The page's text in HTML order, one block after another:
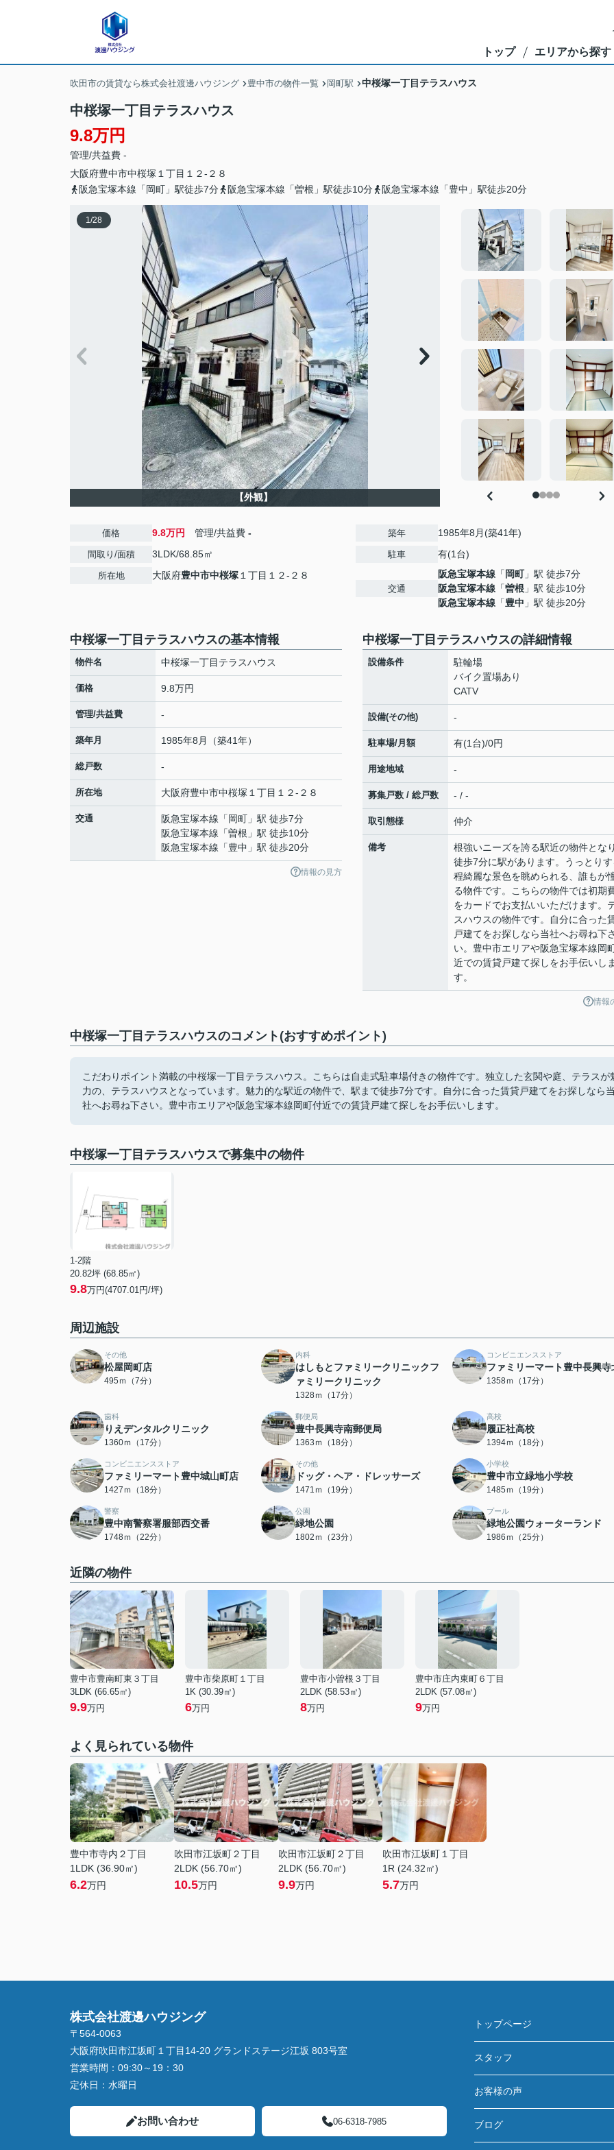
トップ エリアから探す
吹田市の賃貸なら株式会社渡邊ハウジング 豊中市の物件一覧 岡町駅 中桜塚一丁目テラスハウス
中桜塚一丁目テラスハウス
9.8万円
管理/共益費 -
大阪府豊中市中桜塚 １丁目１２-２８
阪急宝塚本線「岡町」駅徒歩7分
阪急宝塚本線「曽根」駅徒歩10分 阪急宝塚本線「豊中」駅徒歩20分
1/28
【外観】
価格 9.8万円 管理/共益費 -
間取り/面積 3LDK/68.85㎡
所在地 大阪府豊中市中桜塚 １丁目１２-２８
築年 1985年8月(築41年)
駐車 有(1台)
交通
阪急宝塚本線 「 岡町」駅 徒歩7分
阪急宝塚本線 「曽根 」駅 徒歩10分
阪急宝塚本線 「豊中 」駅 徒歩20分
中桜塚一丁目テラスハウスの基本情報
物件名 中桜塚一丁目テラスハウス
価格 9.8万円
管理/共益費 -
築年月 1985年8月（築41年）
総戸数 -
所在地 大阪府豊中市中桜塚 １丁目１２-２８
交通 阪急宝塚本線 「 岡町 」駅 徒歩7分
阪急宝塚本線 「曽根 」駅 徒歩10分
阪急宝塚本線 「豊中 」駅 徒歩20分
情報の見方
中桜塚一丁目テラスハウスの詳細情報
設備条件
駐輪場
バイク置場あり
CATV
設備(その他) -
駐車場/月額 有(1台)/0円
用途地域 -
募集戸数 / 総戸数 - / -
取引態様 仲介
備考
根強いニーズを誇る駅近の物件とな
徒歩7分に駅があります。うっとり
程綺麗な景色を眺められる、誰もが
る物件です。こちらの物件では初期
をカードでお支払いいただけます。
スハウスの物件です。自分に合った
戸建てをお探しなら当社へお尋ね下
い。豊中市エリアや阪急宝塚本線岡
近での賃貸戸建て探しをお手伝いし
す。
情報
中桜塚一丁目テラスハウスのコメント(おすすめポイント)
こだわりポイント満載の中桜塚一丁目テラスハウス。こちらは自走式駐車場付きの物件です。独立した玄関や庭、テラスが
力の、テラスハウスとなっています。魅力的な駅近の物件で、駅まで徒歩7分です。自分に合った賃貸戸建てをお探しなら
社へお尋ね下さい。豊中市エリアや阪急宝塚本線岡町付近での賃貸戸建て探しをお手伝いします。
中桜塚一丁目テラスハウスで募集中の物件
1-2階
20.82坪 (68.85㎡)
9.8万円(4707.01円/坪)
周辺施設
その他
松屋岡町店
495ｍ（7分）
内科
はしもとファミリークリニックフ
ァミリークリニック
1328ｍ（17分）
コンビニエンスストア
ファミリーマート豊中長興寺
1358ｍ（17分）
歯科
りえデンタルクリニック
1360ｍ（17分）
郵便局
豊中長興寺南郵便局
1363ｍ（18分）
高校
履正社高校
1394ｍ（18分）
コンビニエンスストア
ファミリーマート豊中城山町店
1427ｍ（18分）
その他
ドッグ・ヘア・ドレッサーズ
1471ｍ（19分）
小学校
豊中市立緑地小学校
1485ｍ（19分）
警察
豊中南警察署服部西交番
1748ｍ（22分）
公園
緑地公園
1802ｍ（23分）
プール
緑地公園ウォーターランド
1986ｍ（25分）
近隣の物件
豊中市豊南町東３丁目
3LDK (66.65㎡)
9.9万円
豊中市柴原町１丁目
1K (30.39㎡)
6万円
豊中市小曽根３丁目
2LDK (58.53㎡)
8万円
豊中市庄内東町６丁目
2LDK (57.08㎡)
9万円
よく見られている物件
豊中市寺内２丁目
1LDK (36.90㎡)
6.2万円
吹田市江坂町２丁目
2LDK (56.70㎡)
10.5万円
吹田市江坂町２丁目
2LDK (56.70㎡)
9.9万円
吹田市江坂町１丁目
1R (24.32㎡)
5.7万円
株式会社渡邊ハウジング
〒564-0063
大阪府吹田市江坂町１丁目14‐20 グランドステージ江坂 803号室
営業時間： 09:30～19：30
定休日： 水曜日
お問い合わせ 06-6318-7985
トップページ
スタッフ
お客様の声
ブログ